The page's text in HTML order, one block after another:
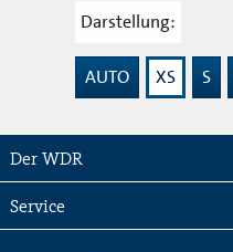
Darstellung:
AUTO XS S
Der WDR
Service